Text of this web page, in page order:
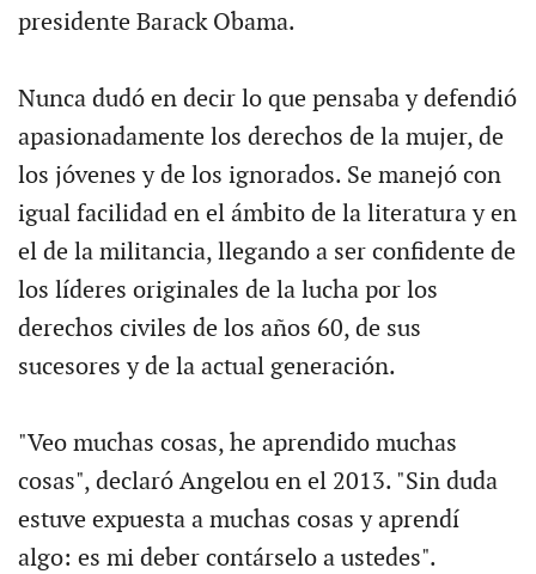
presidente Barack Obama.
Nunca dudó en decir lo que pensaba y defendió
apasionadamente los derechos de la mujer, de
los jóvenes y de los ignorados. Se manejó con
igual facilidad en el ámbito de la literatura y en
el de la militancia, llegando a ser confidente de
los líderes originales de la lucha por los
derechos civiles de los años 60, de sus
sucesores y de la actual generación.
"Veo muchas cosas, he aprendido muchas
cosas", declaró Angelou en el 2013. "Sin duda
estuve expuesta a muchas cosas y aprendí
algo: es mi deber contárselo a ustedes".